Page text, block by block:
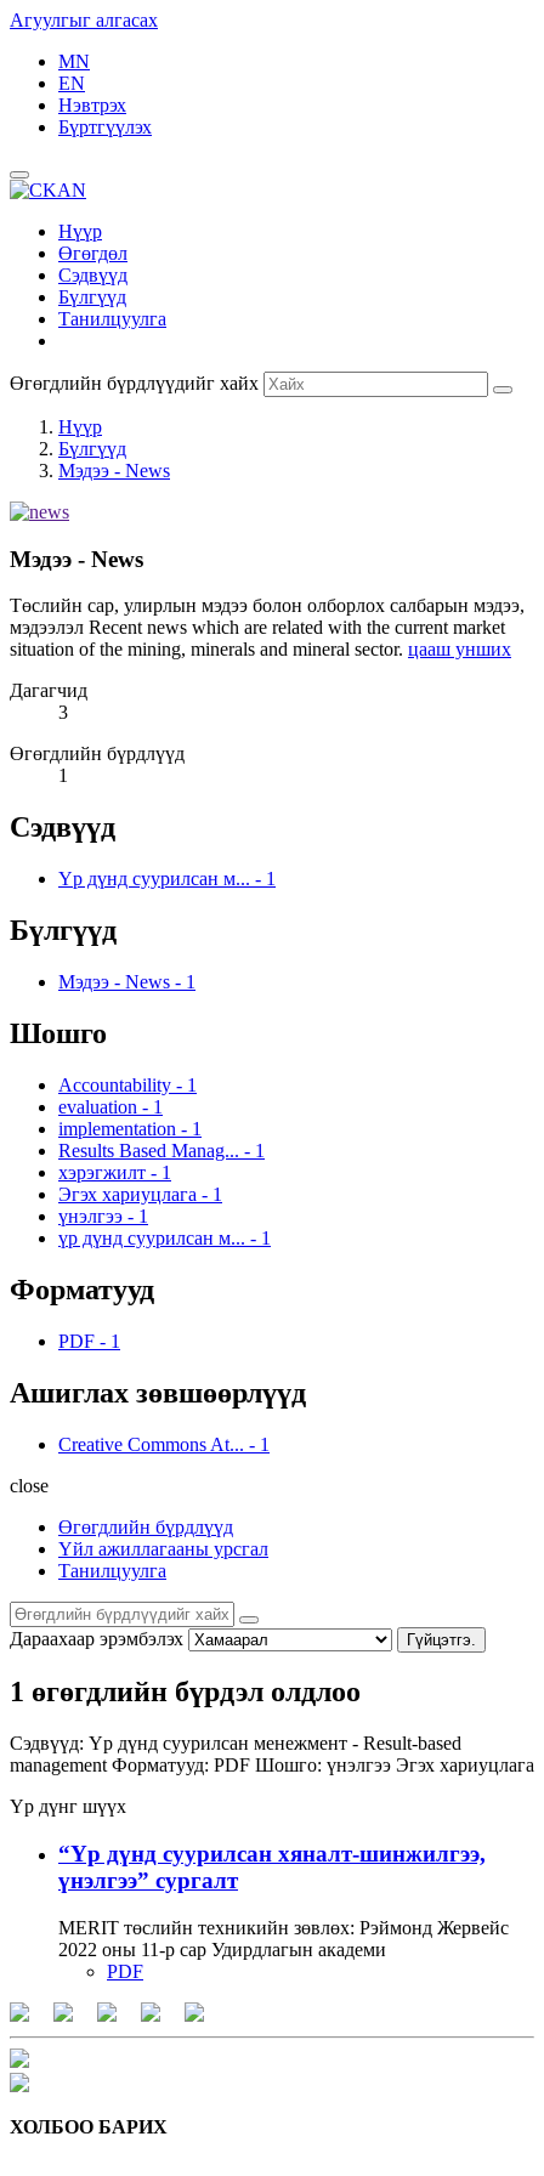
Агуулгыг алгасах
MN
EN
Нэвтрэх
Бүртгүүлэх
Нүүр
Өгөгдөл
Сэдвүүд
Бүлгүүд
Танилцуулга
Өгөгдлийн бүрдлүүдийг хайх
Нүүр
Бүлгүүд
Мэдээ - News
Мэдээ - News
Төслийн сар, улирлын мэдээ болон олборлох салбарын мэдээ,
мэдээлэл Recent news which are related with the current market
situation of the mining, minerals and mineral sector. цааш унших
Дагагчид
3
Өгөгдлийн бүрдлүүд
1
Сэдвүүд
Үр дүнд суурилсан м... - 1
Бүлгүүд
Мэдээ - News - 1
Шошго
Accountability - 1
evaluation - 1
implementation - 1
Results Based Manag... - 1
хэрэгжилт - 1
Эгэх хариуцлага - 1
үнэлгээ - 1
үр дүнд суурилсан м... - 1
Форматууд
PDF - 1
Ашиглах зөвшөөрлүүд
Creative Commons At... - 1
close
Өгөгдлийн бүрдлүүд
Үйл ажиллагааны урсгал
Танилцуулга
Дараахаар эрэмбэлэх Гүйцэтгэ.
1 өгөгдлийн бүрдэл олдлоо
Сэдвүүд: Үр дүнд суурилсан менежмент - Result-based
management Форматууд: PDF Шошго: үнэлгээ Эгэх хариуцлага
Үр дүнг шүүх
“Үр дүнд суурилсан хяналт-шинжилгээ,
үнэлгээ” сургалт
MERIT төслийн техникийн зөвлөх: Рэймонд Жервейс
2022 оны 11-р сар Удирдлагын академи
PDF
ХОЛБОО БАРИХ